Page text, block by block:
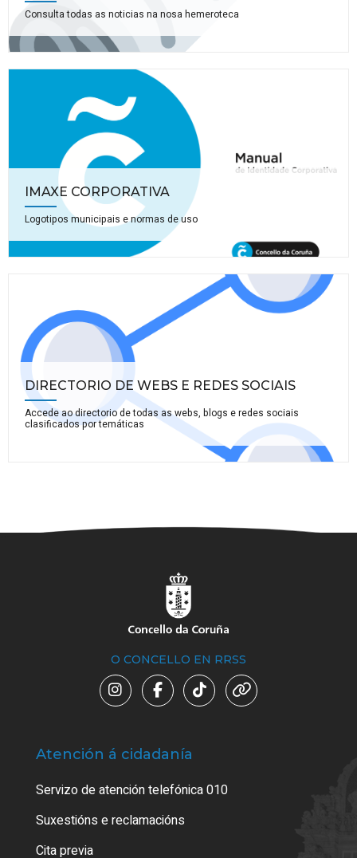
Consulta todas as noticias na nosa hemeroteca
IMAXE CORPORATIVA
Logotipos municipais e normas de uso
DIRECTORIO DE WEBS E REDES SOCIAIS
Accede ao directorio de todas as webs, blogs e redes sociais
clasificados por temáticas
O CONCELLO EN RRSS
Atención á cidadanía
Servizo de atención telefónica 010
Suxestións e reclamacións
Cita previa